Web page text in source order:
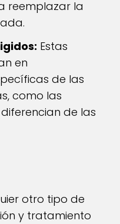
reemplazar la
Estas
en
de las
como las
de las
otro tipo de
y tratamiento